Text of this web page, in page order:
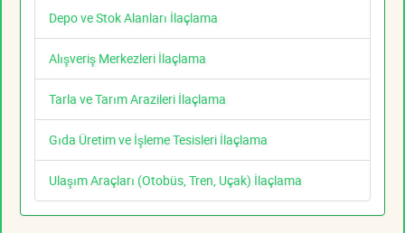
Depo ve Stok Alanları İlaçlama
Alışveriş Merkezleri İlaçlama
Tarla ve Tarım Arazileri İlaçlama
Gıda Üretim ve İşleme Tesisleri İlaçlama
Ulaşım Araçları (Otobüs, Tren, Uçak) İlaçlama